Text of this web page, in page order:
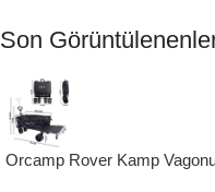
Muftağı
Kampçı
Şefler İçin
Keşfet
Son
Orcamp Rover Kamp